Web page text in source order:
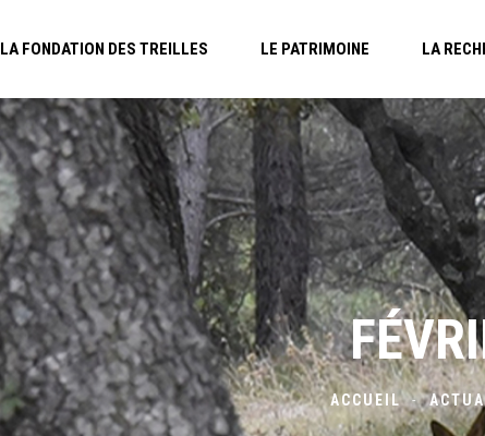
LA FONDATION DES TREILLES LE PATRIMOINE LA
ACCUEIL-